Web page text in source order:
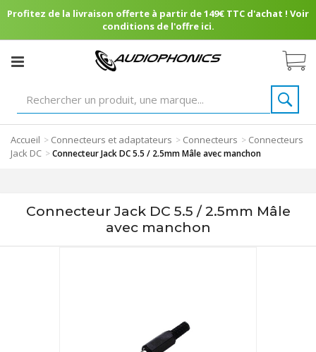
Profitez de la livraison offerte à partir de 149€ TTC d'achat ! Voir
conditions de l'offre ici.
Accueil > Connecteurs et adaptateurs > Connecteurs > Connecteurs
Jack DC >Connecteur Jack DC 5.5 / 2.5mm Mâle avec manchon
Connecteur Jack DC 5.5 / 2.5mm Mâle
avec manchon